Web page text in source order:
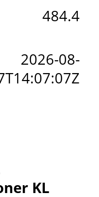
484.4
2026-08-
KL